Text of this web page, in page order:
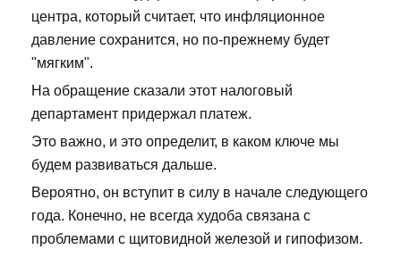
центра, который считает, что инфляционное
давление сохранится, но по-прежнему будет
"мягким".
На обращение сказали этот налоговый
департамент придержал платеж.
Это важно, и это определит, в каком ключе мы
будем развиваться дальше.
Вероятно, он вступит в силу в начале следующего
года. Конечно, не всегда худоба связана с
проблемами с щитовидной железой и гипофизом.